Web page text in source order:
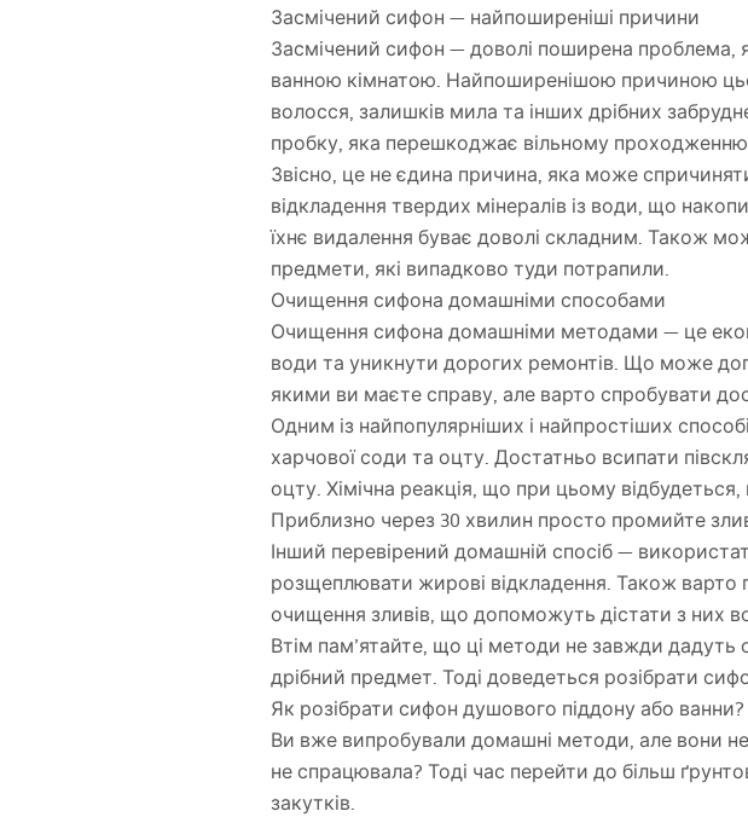
Засмічений сифон — найпоширеніші причини
Засмічений сифон — доволі поширена
ванною кімнатою. Найпоширенішою причиною
волосся, залишків мила та інших дрібних
пробку, яка перешкоджає вільному
Звісно, це не єдина причина, яка може
відкладення твердих мінералів із води, що
їхнє видалення буває доволі складним. Також
предмети, які випадково туди потрапили.
Очищення сифона домашніми способами
Очищення сифона домашніми методами — це
води та уникнути дорогих ремонтів. Що може
якими ви маєте справу, але варто спробувати
Одним із найпопулярніших і найпростіших
харчової соди та оцту. Достатньо всипати
оцту. Хімічна реакція, що при цьому
Приблизно через 30 хвилин просто промийте
Інший перевірений домашній спосіб —
розщеплювати жирові відкладення. Також варто
очищення зливів, що допоможуть дістати з них
Втім пам’ятайте, що ці методи не завжди
дрібний предмет. Тоді доведеться розібрати
Як розібрати сифон душового піддону або ванни?
Ви вже випробували домашні методи, але вони
не спрацювала? Тоді час перейти до більш
закутків.